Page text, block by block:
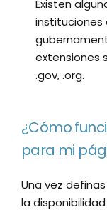
Existen
instituciones
extensiones
.gov, .org.
¿Cómo
para mi
Una vez
la